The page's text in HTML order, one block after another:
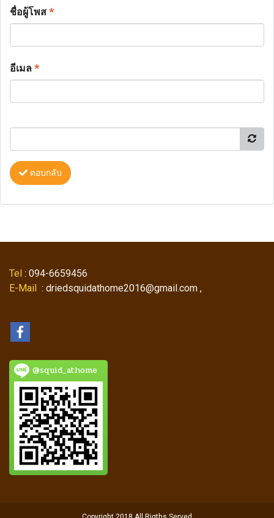
ชื่อผู้โพส*
อีเมล*
ตอบกลับ
Tel : 094-6659456
E-Mail : driedsquidathome2016@gmail.com ,
@squid_athome